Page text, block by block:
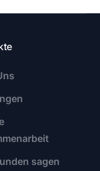
sagen